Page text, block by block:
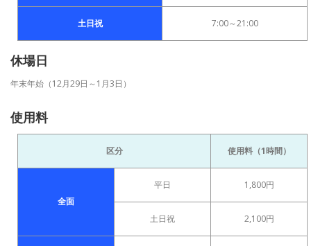
土日祝 7:00～21:00
休場日
年末年始（12月29日～1月3日）
使用料
区分 使用料（1時間）
全面
平日 1,800円
土日祝 2,100円